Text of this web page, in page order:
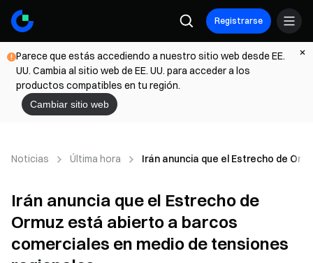
Registrarse
Parece que estás accediendo a nuestro sitio web desde EE.
UU. Cambia al sitio web de EE. UU. para acceder a los
productos compatibles en tu región.
Cambiar sitio web
Noticias Última hora Irán anuncia que el Estrecho de
Irán anuncia que el Estrecho de
Ormuz está abierto a barcos
comerciales en medio de tensiones